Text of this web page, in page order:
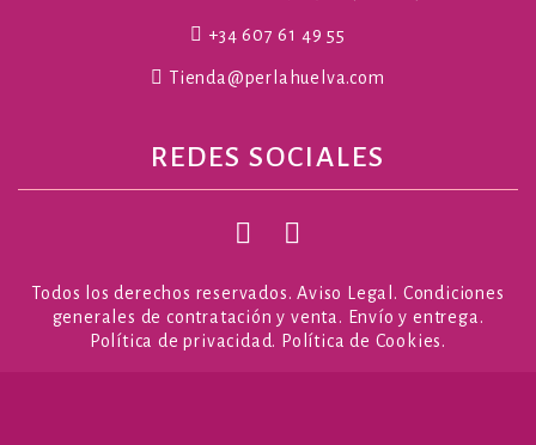
+34 607 61 49 55
Tienda@perlahuelva.com
REDES SOCIALES
Todos los derechos reservados.Aviso Legal . Condiciones
generales de contratación y venta . Envío y entrega .
Política de privacidad. Política de Cookies.